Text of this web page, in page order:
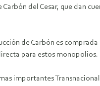
del Cesar, que dan
de Carbón es
para estos monopolios.
importantes